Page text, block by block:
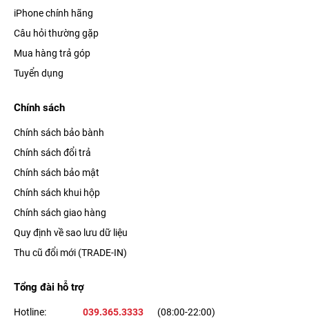
iPhone chính hãng
Câu hỏi thường gặp
Mua hàng trả góp
Tuyển dụng
Chính sách
Chính sách bảo bành
Chính sách đổi trả
Chính sách bảo mật
Chính sách khui hộp
Chính sách giao hàng
Quy định về sao lưu dữ liệu
Thu cũ đổi mới (TRADE-IN)
Tổng đài hỗ trợ
Hotline: 039.365.3333 (08:00-22:00)